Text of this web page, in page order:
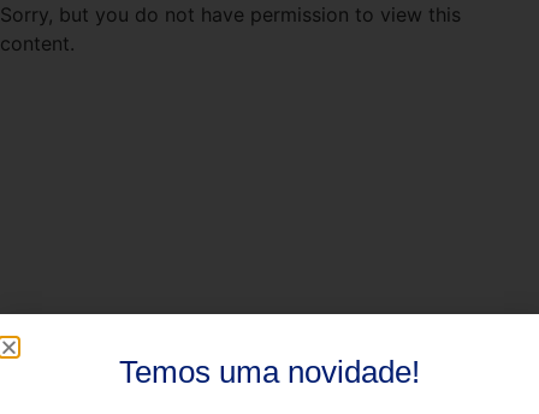
Sorry, but you do not have permission to view this
content.
Temos uma novidade!